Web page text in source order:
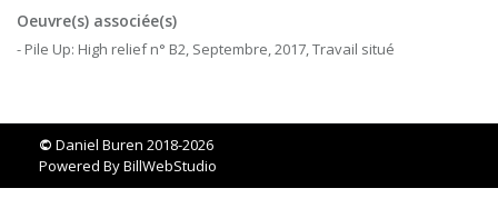
Oeuvre(s) associée(s)
- Pile Up: High relief n° B2, Septembre, 2017, Travail situé
© Daniel Buren 2018-2026
Powered ByBillWebStudio